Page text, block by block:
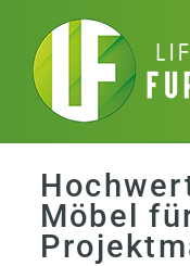
content
Home
Kollektion
Möbel